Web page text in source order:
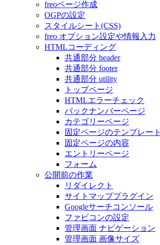
freoページ作成
OGPの設定
スタイルシート(CSS)
freo オプション設定や情報入力
HTMLコーディング
共通部分 header
共通部分 footer
共通部分 utility
トップページ
HTMLエラーチェック
バックナンバーページ
カテゴリーページ
固定ページのテンプレート
固定ページの内容
エントリーページ
フォーム
公開前の作業
リダイレクト
サイトマッププラグイン
Googleサーチコンソール
ファビコンの設定
管理画面 ナビゲーション
管理画面 画像サイズ